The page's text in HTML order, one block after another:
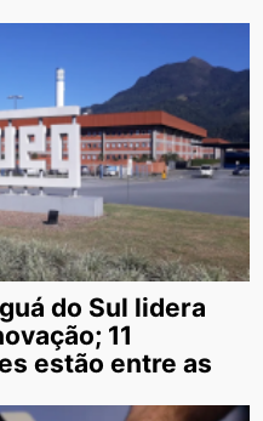
do Sul lidera
11
estão entre as